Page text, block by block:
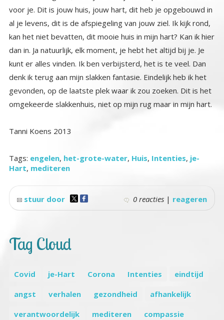
omgekeerde slakkenhuis, niet op mijn rug maar in mijn hart.
Tanni Koens 2013
Tags: engelen, het-grote-water, Huis, Intenties, je-
Hart, mediteren
0 reacties | reageren
stuur door
Tag Cloud
Covid je-Hart Corona Intenties
eindtijd
angst
verhalen gezondheid
afhankelijk
verantwoordelijk
mediteren
compassie